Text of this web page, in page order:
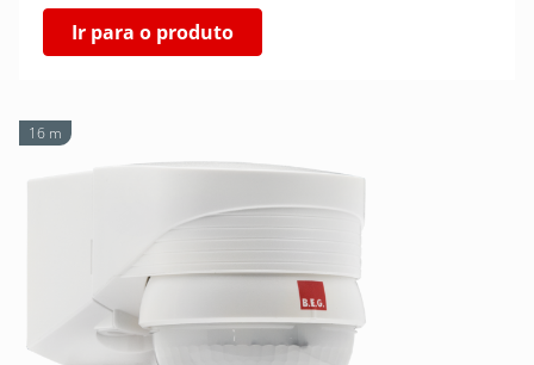
Ir para o produto
16 m